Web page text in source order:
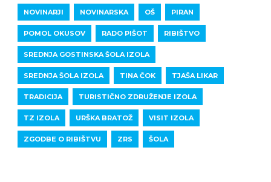
NOVINARJI NOVINARSKA OŠ PIRAN
POMOL OKUSOV RADO PIŠOT RIBIŠTVO
SREDNJA GOSTINSKA ŠOLA IZOLA
SREDNJA ŠOLA IZOLA TINA ČOK TJAŠA LIKAR
TRADICIJA TURISTIČNO ZDRUŽENJE IZOLA
TZ IZOLA URŠKA BRATOŽ VISIT IZOLA
ZGODBE O RIBIŠTVU ZRS ŠOLA